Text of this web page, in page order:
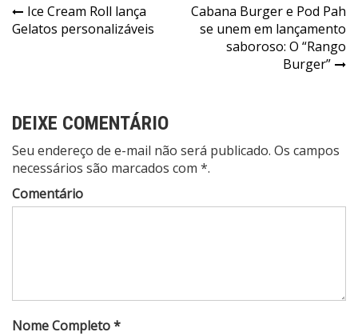
Navegação
de
Ice Cream Roll lança
Gelatos personalizáveis
Cabana Burger e Pod Pah
se unem em lançamento
saboroso: O “Rango
Burger”
DEIXE COMENTÁRIO
Seu endereço de e-mail não será publicado. Os campos
necessários são marcados com *.
Comentário
Nome Completo *